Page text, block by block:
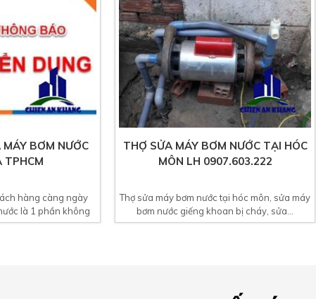
BƠM NƯỚC
TPHCM
hàng càng ngày
là 1 phần không
THỢ SỬA MÁY BƠM NƯỚC TẠI HÓC
MÔN LH 0907.603.222
Thợ sửa máy bơm nước tại hóc môn, sửa máy
bơm nước giếng khoan bị cháy, sửa...